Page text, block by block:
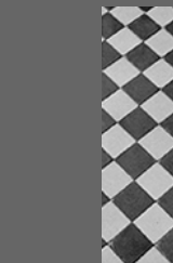
Photos
Pre-
US
A
Eric